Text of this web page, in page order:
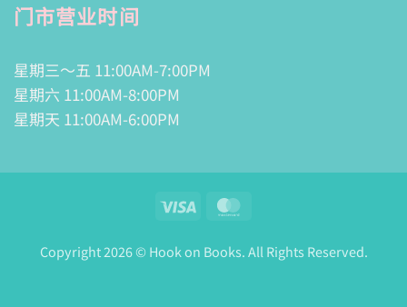
门市营业时间
星期三～五 11:00AM-7:00PM
星期六 11:00AM-8:00PM
星期天 11:00AM-6:00PM
Visa
Copyright 2026 © Hook on Books. All Rights Reserved.